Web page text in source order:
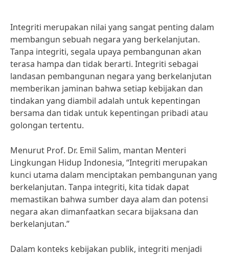
Integriti merupakan nilai yang sangat penting dalam
membangun sebuah negara yang berkelanjutan.
Tanpa integriti, segala upaya pembangunan akan
terasa hampa dan tidak berarti. Integriti sebagai
landasan pembangunan negara yang berkelanjutan
memberikan jaminan bahwa setiap kebijakan dan
tindakan yang diambil adalah untuk kepentingan
bersama dan tidak untuk kepentingan pribadi atau
golongan tertentu.
Menurut Prof. Dr. Emil Salim, mantan Menteri
Lingkungan Hidup Indonesia, “Integriti merupakan
kunci utama dalam menciptakan pembangunan yang
berkelanjutan. Tanpa integriti, kita tidak dapat
memastikan bahwa sumber daya alam dan potensi
negara akan dimanfaatkan secara bijaksana dan
berkelanjutan.”
Dalam konteks kebijakan publik, integriti menjadi